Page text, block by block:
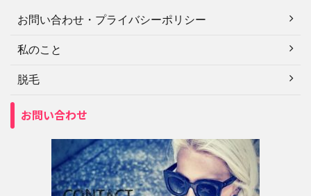
お問い合わせ・プライバシーポリシー
私のこと
脱毛
お問い合わせ